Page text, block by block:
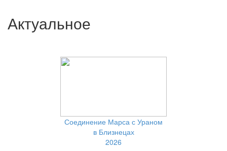
Актуальное
Соединение Марса с Ураном
в Близнецах
2026